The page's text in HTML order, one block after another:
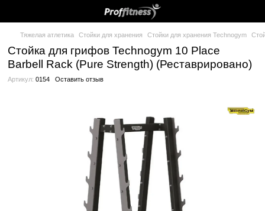
Стойка для грифов Technogym 10
Barbell Rack (Pure Strength)